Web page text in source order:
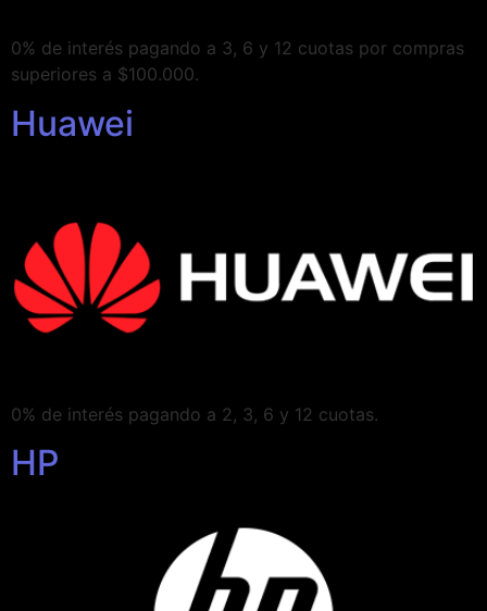
0% de interés pagando a 3, 6 y 12 cuotas por compras
superiores a $100.000.
Huawei
0% de interés pagando a 2, 3, 6 y 12 cuotas.
HP